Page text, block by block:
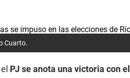
Cuarto.
PJ se anota una victoria con